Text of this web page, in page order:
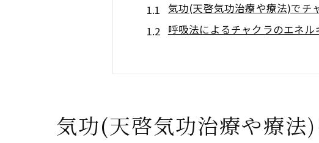
気功(天啓気功治療や療法)でチ
呼吸法によるチャクラのエネ
気功(天啓気功治療や療法)の動
チャクラ覚醒の進捗を評価する
気功(天啓気功治療や療法)でクンダ
気功(天啓気功治療や療法